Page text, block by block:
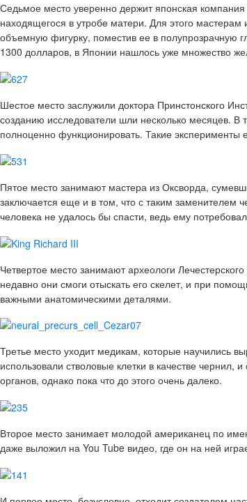
Седьмое место уверенно держит японская
находящегося в утробе матери. Для этого
объемную фигурку, поместив ее в полупрозрачную
1300 долларов, в Японии нашлось уже множество
Шестое место заслужили доктора Принстонского
созданию исследователи шли несколько месяцев.
полноценно функционировать. Такие эксперименты
Пятое место занимают мастера из Оксворда,
заключается еще и в том, что с таким заменителем
человека не удалось бы спасти, ведь ему
Четвертое место занимают археологи
недавно они смоги отыскать его скелет, и при
важными анатомическими деталями.
Третье место уходит медикам, которые научились
использовали стволовые клетки в качестве
органов, однако пока что до этого очень далеко.
Второе место занимает молодой американец по
даже выложил на You Tube видео, где он на ней